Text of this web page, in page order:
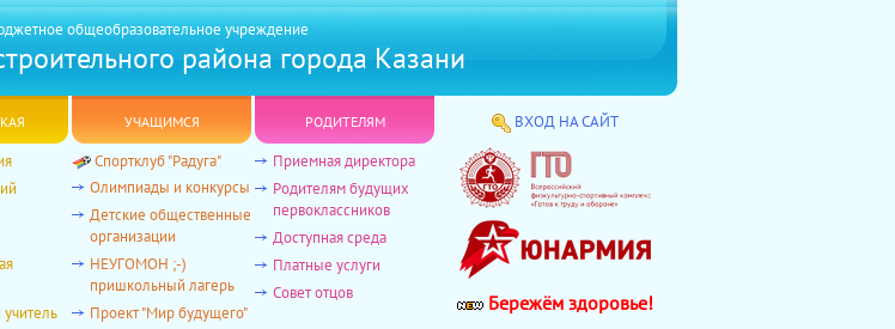
общеобразовательное учреждение
района города Казани
учащимся родителям ВХОД НА САЙТ
Бережём здоровье!
Спортклуб "Радуга"
Олимпиады и конкурсы
Детские общественные
организации
НЕУГОМОН ;-)
пришкольный лагерь
Проект "Мир будущего"
Приемная директора
Родителям будущих
первоклассников
Доступная среда
Платные услуги
Совет отцов